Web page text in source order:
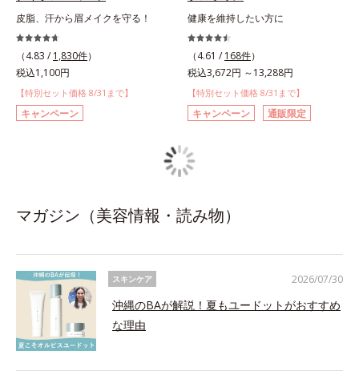
皮脂、汗から眉メイクを守る！
（4.83 / 1,830件）
税込1,100円
【特別セット価格 8/31まで】
キャンペーン
健康を維持したい方に
（4.61 / 168件）
税込3,672円 ～13,288円
【特別セット価格 8/31まで】
キャンペーン 通販限定
マガジン（美容情報・読み物）
スキンケア
沖縄のBAが解説！夏もユードットがおすすめ
な理由
2026/07/30